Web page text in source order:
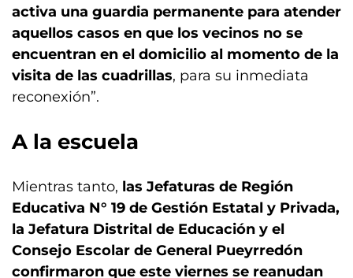
activa una guardia permanente para atender
aquellos casos en que los vecinos no se
encuentran en el domicilio al momento de la
visita de las cuadrillas, para su inmediata
reconexión”.
A la escuela
Mientras tanto, las Jefaturas de Región
Educativa N° 19 de Gestión Estatal y Privada,
la Jefatura Distrital de Educación y el
Consejo Escolar de General Pueyrredón
confirmaron que este viernes se reanudan